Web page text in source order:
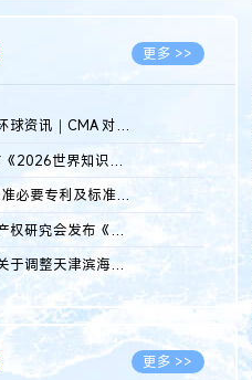
更多 >>
知识产权环球资讯｜CMA 对微软发起调查；批量搬运二手平台数据构...
WIPO发布《2026世界知识产权报告》 含报告全文
全球5G标准必要专利及标准提案研究报告（2026年）全文发布
中国知识产权研究会发布《2025年度中国企业海外知识产权纠纷调查...
2026.08.07
天津高院关于调整天津滨海高新技术产业开发区华苑科技园一审普通...
2026.08.07
更多 >>